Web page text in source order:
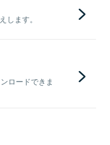
します。
ロードできま